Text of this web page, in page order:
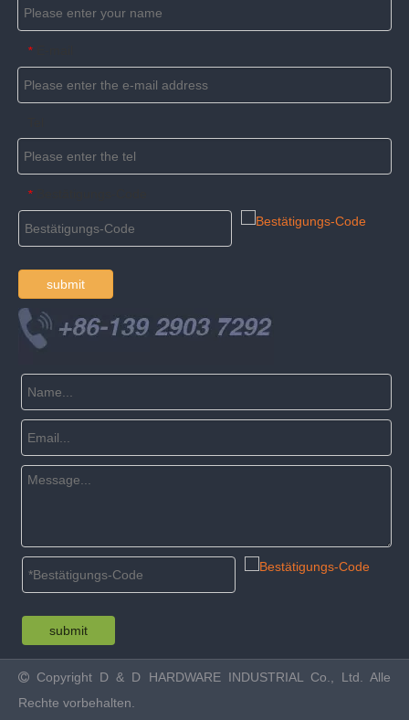
*
*
submit
submit
 Copyright D & D HARDWARE INDUSTRIAL Co., Ltd. Alle
Rechte vorbehalten.